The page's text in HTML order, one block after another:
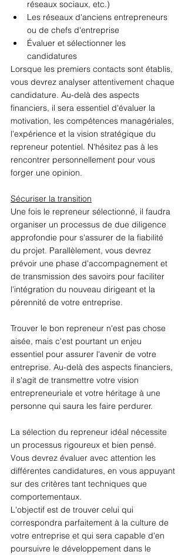
réseaux sociaux, etc.)
Les réseaux d'anciens entrepreneurs
ou de chefs d'entreprise
Évaluer et sélectionner les
candidatures
Lorsque les premiers contacts sont établis,
vous devrez analyser attentivement chaque
candidature. Au-delà des aspects
financiers, il sera essentiel d'évaluer la
motivation, les compétences managériales,
l'expérience et la vision stratégique du
repreneur potentiel. N'hésitez pas à les
rencontrer personnellement pour vous
forger une opinion.
Sécuriser la transition
Une fois le repreneur sélectionné, il faudra
organiser un processus de due diligence
approfondie pour s'assurer de la fiabilité
du projet. Parallèlement, vous devrez
prévoir une phase d'accompagnement et
de transmission des savoirs pour faciliter
l'intégration du nouveau dirigeant et la
pérennité de votre entreprise.
Trouver le bon repreneur n'est pas chose
aisée, mais c'est pourtant un enjeu
essentiel pour assurer l'avenir de votre
entreprise. Au-delà des aspects financiers,
il s'agit de transmettre votre vision
entrepreneuriale et votre héritage à une
personne qui saura les faire perdurer.
La sélection du repreneur idéal nécessite
un processus rigoureux et bien pensé.
Vous devrez évaluer avec attention les
différentes candidatures, en vous appuyant
sur des critères tant techniques que
comportementaux.
L'objectif est de trouver celui qui
correspondra parfaitement à la culture de
votre entreprise et qui sera capable d'en
poursuivre le développement dans le